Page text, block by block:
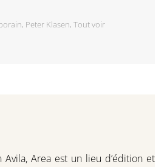
, Peter Klasen, Tout voir
Avila, Area est un lieu d’édition et